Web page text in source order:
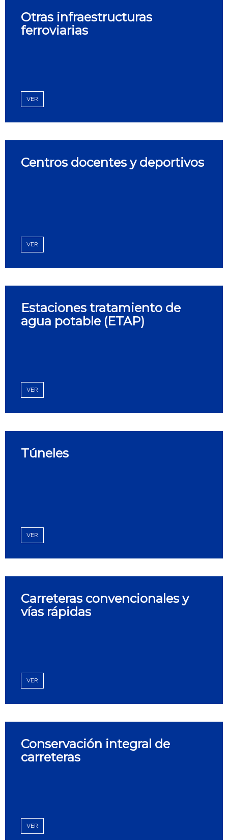
Otras infraestructuras
ferroviarias
VER
Centros docentes y deportivos
VER
Estaciones tratamiento de
agua potable (ETAP)
VER
Túneles
VER
Carreteras convencionales y
vías rápidas
VER
Conservación integral de
carreteras
VER